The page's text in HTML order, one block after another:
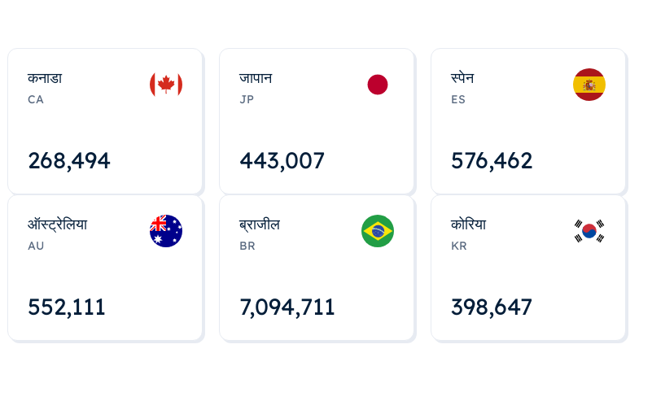
कनाडा
CA
268,495
जापान
JP
443,008
स्पेन
ES
576,463
ऑस्ट्रेलिया
AU
552,112
ब्राजील
BR
7,094,712
कोरिया
KR
398,648